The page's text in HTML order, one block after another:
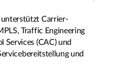
unterstützt Carrier-
Traffic Engineering
Services (CAC) und
und